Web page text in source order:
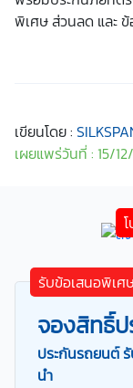
พิเศษ ส่วนลด และ
เขียนโดย :
เผยแพร่วันที่ : 15/
รับข้อเสนอพิเศ
จองสิทธิ์
ประกันรถยนต์
นำ